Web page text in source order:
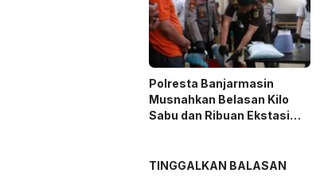
Polresta Banjarmasin
Musnahkan Belasan Kilo
Sabu dan Ribuan Ekstasi
TINGGALKAN BALASAN